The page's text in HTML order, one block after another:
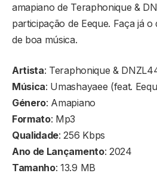
amapiano de Teraphonique &
participação de Eeque. Faça já
de boa música.
Artista: Teraphonique &
Música: Umashayaee (feat.
Género: Amapiano
Formato: Mp3
Qualidade: 256 Kbps
Ano de Lançamento: 2024
Tamanho: 13.9 MB